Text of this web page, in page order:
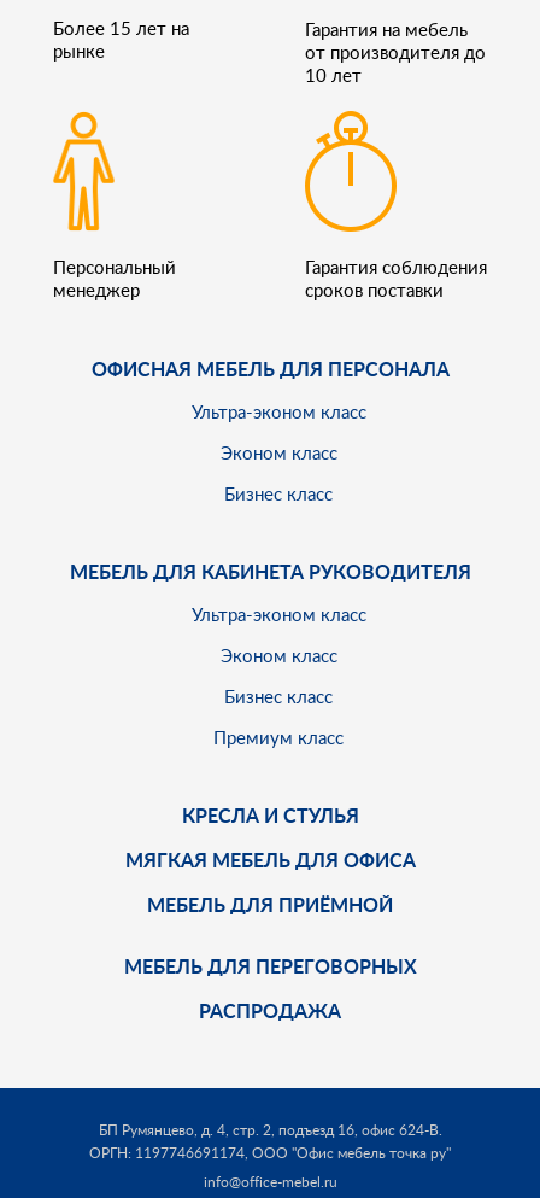
Более 15 лет на
рынке
Гарантия на мебель
от производителя до
10 лет
Персональный
менеджер
Гарантия соблюдения
сроков поставки
ОФИСНАЯ МЕБЕЛЬ ДЛЯ ПЕРСОНАЛА
Ультра-эконом класс
Эконом класс
Бизнес класс
МЕБЕЛЬ ДЛЯ КАБИНЕТА РУКОВОДИТЕЛЯ
Ультра-эконом класс
Эконом класс
Бизнес класс
Премиум класс
КРЕСЛА И СТУЛЬЯ
МЯГКАЯ МЕБЕЛЬ ДЛЯ ОФИСА
МЕБЕЛЬ ДЛЯ ПРИЁМНОЙ
МЕБЕЛЬ ДЛЯ ПЕРЕГОВОРНЫХ
РАСПРОДАЖА
БП Румянцево, д. 4, стр. 2, подъезд 16, офис 624-В.
ОРГН: 1197746691174, ООО "Офис мебель точка ру"
info@office-mebel.ru